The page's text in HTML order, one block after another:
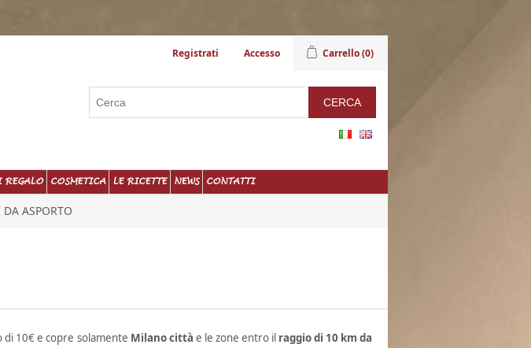
Registrati Accesso Carrello(0)
REGALO COSMETICA LE RICETTE NEWS CONTATTI
DA ASPORTO
di 10€ e copre solamente Milano città e le zone entro il raggio di 10 km da